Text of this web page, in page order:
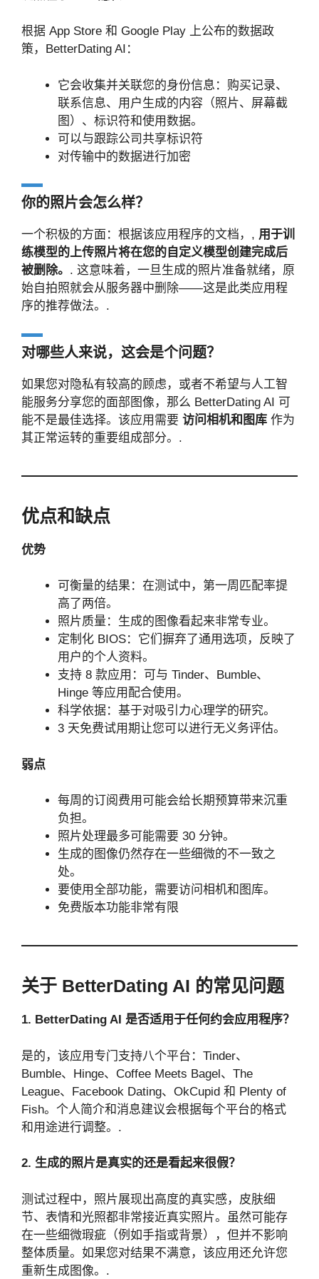
根据 App Store 和 Google Play 上公布的数据政
策，BetterDating AI：
它会收集并关联您的身份信息：购买记录、
联系信息、用户生成的内容（照片、屏幕截
图）、标识符和使用数据。
可以与跟踪公司共享标识符
对传输中的数据进行加密
你的照片会怎么样？
一个积极的方面：根据该应用程序的文档，, 用于训
练模型的上传照片将在您的自定义模型创建完成后
被删除。 . 这意味着，一旦生成的照片准备就绪，原
始自拍照就会从服务器中删除——这是此类应用程
序的推荐做法。.
对哪些人来说，这会是个问题？
如果您对隐私有较高的顾虑，或者不希望与人工智
能服务分享您的面部图像，那么 BetterDating AI 可
能不是最佳选择。该应用需要 访问相机和图库 作为
其正常运转的重要组成部分。.
优点和缺点
优势
可衡量的结果：在测试中，第一周匹配率提
高了两倍。
照片质量：生成的图像看起来非常专业。
定制化 BIOS：它们摒弃了通用选项，反映了
用户的个人资料。
支持 8 款应用：可与 Tinder、Bumble、
Hinge 等应用配合使用。
科学依据：基于对吸引力心理学的研究。
3 天免费试用期让您可以进行无义务评估。
弱点
每周的订阅费用可能会给长期预算带来沉重
负担。
照片处理最多可能需要 30 分钟。
生成的图像仍然存在一些细微的不一致之
处。
要使用全部功能，需要访问相机和图库。
免费版本功能非常有限
关于 BetterDating AI 的常见问题
1. BetterDating AI 是否适用于任何约会应用程序？
是的，该应用专门支持八个平台：Tinder、
Bumble、Hinge、Coffee Meets Bagel、The
League、Facebook Dating、OkCupid 和 Plenty of
Fish。个人简介和消息建议会根据每个平台的格式
和用途进行调整。.
2. 生成的照片是真实的还是看起来很假？
测试过程中，照片展现出高度的真实感，皮肤细
节、表情和光照都非常接近真实照片。虽然可能存
在一些细微瑕疵（例如手指或背景），但并不影响
整体质量。如果您对结果不满意，该应用还允许您
重新生成图像。.